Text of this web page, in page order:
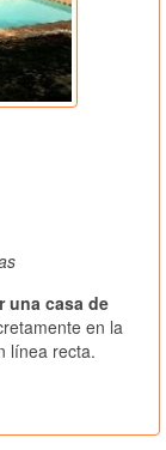
una casa de
en la
línea recta.